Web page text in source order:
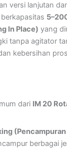
versi lanjutan
In Place) yang
tanpa agitator
kebersihan
dari IM 20
berbagai